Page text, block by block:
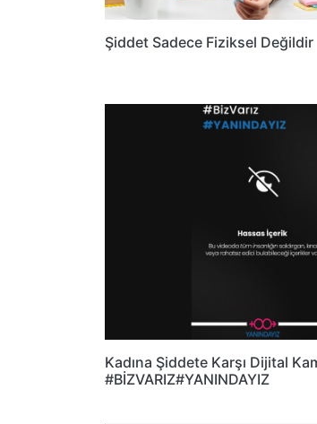
Şiddet Sadece Fiziksel Değildir
Kadına Şiddete Karşı Dijital
#BİZVARIZ#YANINDAYIZ